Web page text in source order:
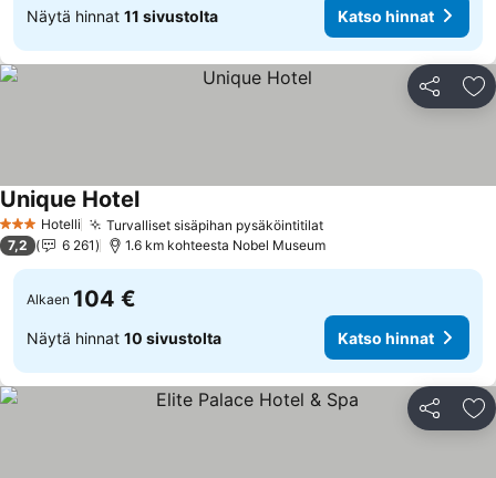
Näytä hinnat 11 sivustolta Katso hinnat
Jaa
3 Tähtiluokitus
Hotelli Turvalliset sisäpihan pysäköintitilat
Unique Hotel
7,2 6 261 1.6 km kohteesta Nobel Museum
Alkaen 104 €
Näytä hinnat 10 sivustolta Katso hinnat
Jaa